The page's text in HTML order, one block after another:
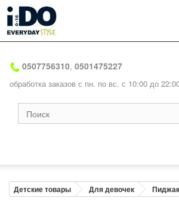
0507756310, 0501475227
обработка заказов с пн. по вс. с 10:00 до
Детские товары Для девочек